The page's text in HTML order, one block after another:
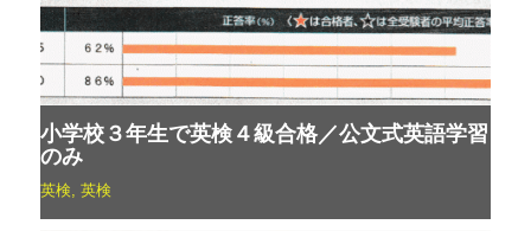
小学校３年生で英検４級合格／公文式英語学習
のみ
英検 英検